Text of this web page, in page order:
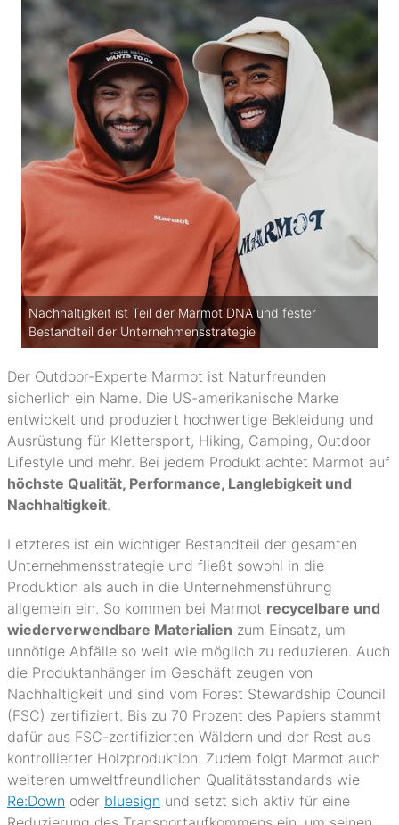
Nachhaltigkeit ist Teil der Marmot DNA und fester
Bestandteil der Unternehmensstrategie
Der Outdoor-Experte Marmot ist Naturfreunden
sicherlich ein Name. Die US-amerikanische Marke
entwickelt und produziert hochwertige Bekleidung und
Ausrüstung für Klettersport, Hiking, Camping, Outdoor
Lifestyle und mehr. Bei jedem Produkt achtet Marmot auf
höchste Qualität, Performance, Langlebigkeit und
Nachhaltigkeit.
Letzteres ist ein wichtiger Bestandteil der gesamten
Unternehmensstrategie und fließt sowohl in die
Produktion als auch in die Unternehmensführung
allgemein ein. So kommen bei Marmot recycelbare und
wiederverwendbare Materialien zum Einsatz, um
unnötige Abfälle so weit wie möglich zu reduzieren. Auch
die Produktanhänger im Geschäft zeugen von
Nachhaltigkeit und sind vom Forest Stewardship Council
(FSC) zertifiziert. Bis zu 70 Prozent des Papiers stammt
dafür aus FSC-zertifizierten Wäldern und der Rest aus
kontrollierter Holzproduktion. Zudem folgt Marmot auch
weiteren umweltfreundlichen Qualitätsstandards wie
Re:Down oder bluesign und setzt sich aktiv für eine